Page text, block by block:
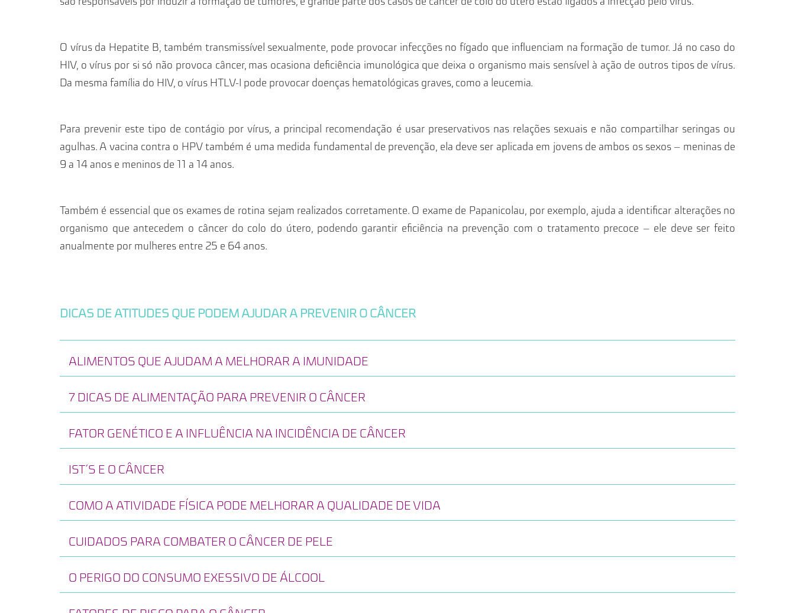
O vírus da Hepatite B, também transmissível sexualmente, pode provocar infecções no fígado que influenciam na formação de tumor. Já no caso do
HIV, o vírus por si só não provoca câncer, mas ocasiona deficiência imunológica que deixa o organismo mais sensível à ação de outros tipos de vírus.
Da mesma família do HIV, o vírus HTLV-I pode provocar doenças hematológicas graves, como a leucemia.
Para prevenir este tipo de contágio por vírus, a principal recomendação é usar preservativos nas relações sexuais e não compartilhar seringas ou
agulhas. A vacina contra o HPV também é uma medida fundamental de prevenção, ela deve ser aplicada em jovens de ambos os sexos – meninas de
9 a 14 anos e meninos de 11 a 14 anos.
Também é essencial que os exames de rotina sejam realizados corretamente. O exame de Papanicolau, por exemplo, ajuda a identificar alterações no
organismo que antecedem o câncer do colo do útero, podendo garantir eficiência na prevenção com o tratamento precoce – ele deve ser feito
anualmente por mulheres entre 25 e 64 anos.
DICAS DE ATITUDES QUE PODEM AJUDAR A PREVENIR O CÂNCER
ALIMENTOS QUE AJUDAM A MELHORAR A IMUNIDADE
7 DICAS DE ALIMENTAÇÃO PARA PREVENIR O CÂNCER
FATOR GENÉTICO E A INFLUÊNCIA NA INCIDÊNCIA DE CÂNCER
IST´S E O CÂNCER
COMO A ATIVIDADE FÍSICA PODE MELHORAR A QUALIDADE DE VIDA
CUIDADOS PARA COMBATER O CÂNCER DE PELE
O PERIGO DO CONSUMO EXESSIVO DE ÁLCOOL